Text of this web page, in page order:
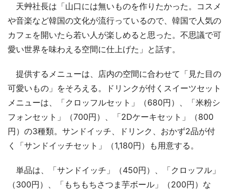
天艸社長は「山口には無いものを作りたかった。コスメ
や音楽など韓国の文化が流行っているので、韓国で人気の
カフェを開いたら若い人が楽しめると思った。不思議で可
愛い世界を味わえる空間に仕上げた」と話す。
提供するメニューは、店内の空間に合わせて「見た目の
可愛いもの」をそろえる。ドリンクが付くスイーツセット
メニューは、「クロッフルセット」（680円）、「米粉シ
フォンセット」（700円）、「2Dケーキセット」（800
円）の3種類。サンドイッチ、ドリンク、おかず2品が付
く「サンドイッチセット」（1,180円）も用意する。
単品は、「サンドイッチ」（450円）、「クロッフル」
（300円）、「もちもちさつま芋ボール」（200円）な